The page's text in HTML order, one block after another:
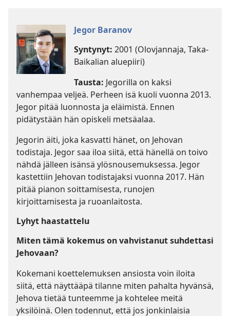
Jegor Baranov
Syntynyt: 2001 (Olovjannaja, Taka-
Baikalian aluepiiri)
Tausta: Jegorilla on kaksi
vanhempaa veljeä. Perheen isä kuoli vuonna 2013.
Jegor pitää luonnosta ja eläimistä. Ennen
pidätystään hän opiskeli metsäalaa.
Jegorin äiti, joka kasvatti hänet, on Jehovan
todistaja. Jegor saa iloa siitä, että hänellä on toivo
nähdä jälleen isänsä ylösnousemuksessa. Jegor
kastettiin Jehovan todistajaksi vuonna 2017. Hän
pitää pianon soittamisesta, runojen
kirjoittamisesta ja ruoanlaitosta.
Lyhyt haastattelu
Miten tämä kokemus on vahvistanut suhdettasi
Jehovaan?
Kokemani koettelemuksen ansiosta voin iloita
siitä, että näyttääpä tilanne miten pahalta hyvänsä,
Jehova tietää tunteemme ja kohtelee meitä
yksilöinä. Olen todennut, että jos jonkinlaisia